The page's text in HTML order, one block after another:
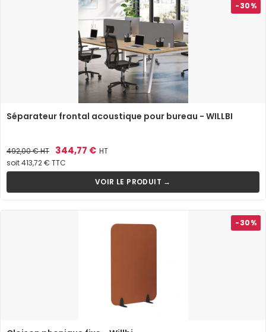
-30%
Séparateur frontal acoustique pour bureau - WILLBI
Prix
de
base
492,00 €HT Prix
344,77 € HT
soit 413,72 € TTC
VOIR LE PRODUIT →
-30%